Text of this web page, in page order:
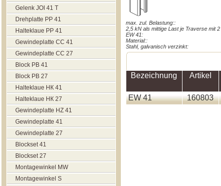
Gelenk JOI 41 T
Drehplatte PP 41
Halteklaue РР 41
Gewindeplatte CC 41
Gewindeplatte CC 27
Block РВ 41
Block РВ 27
Halteklaue НК 41
Halteklaue НК 27
Gewindeplatte HZ 41
Gewindeplatte 41
Gewindeplatte 27
Blockset 41
Blockset 27
Montagewinkel MW
Montagewinkel S
max. zul. Belastung::
2,5 kN als mittige Last je Traverse mit
EW 41:
Material::
Stahl, galvanisch verzinkt:
Bezeichnung
Artikel
EW 41
160803